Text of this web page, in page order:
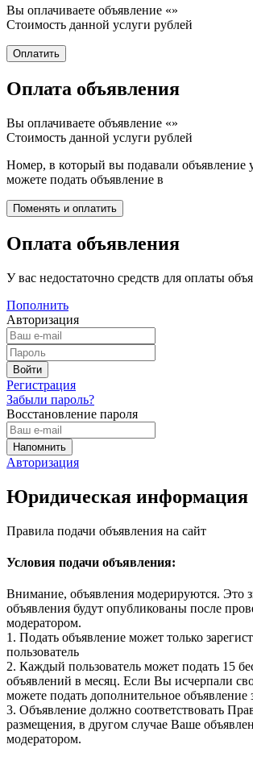
Вы оплачиваете объявление «»
Стоимость данной услуги рублей
Оплата объявления
Вы оплачиваете объявление «»
Стоимость данной услуги рублей
Номер, в который вы подавали
можете подать объявление в
Оплата объявления
У вас недостаточно средств для оплаты
Пополнить
Авторизация
Регистрация
Забыли пароль?
Восстановление пароля
Авторизация
Юридическая информация
Правила подачи объявления на сайт
Условия подачи объявления:
Внимание, объявления модерируются. Это
объявления будут опубликованы после
модератором.
1. Подать объявление может только
пользователь
2. Каждый пользователь может подать 15
объявлений в месяц. Если Вы исчерпали
можете подать дополнительное объявление
3. Объявление должно соответствовать
размещения, в другом случае Ваше
модератором.